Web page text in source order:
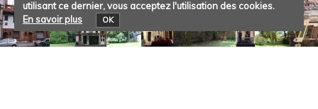
utilisant ce dernier, vous acceptez l'utilisation des cookies.
En savoir plus
OK